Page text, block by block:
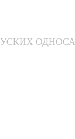
ОДНОСА